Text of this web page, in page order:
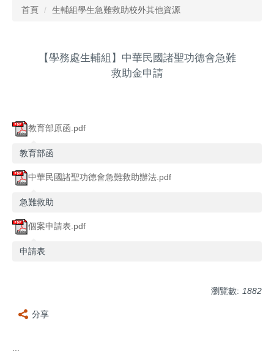
首頁 生輔組學生急難救助校外其他資源
【學務處生輔組】中華民國諸聖功德會急難
救助金申請
教育部原函.pdf
教育部函
中華民國諸聖功德會急難救助辦法.pdf
急難救助
個案申請表.pdf
申請表
瀏覽數: 1882
分享
:::